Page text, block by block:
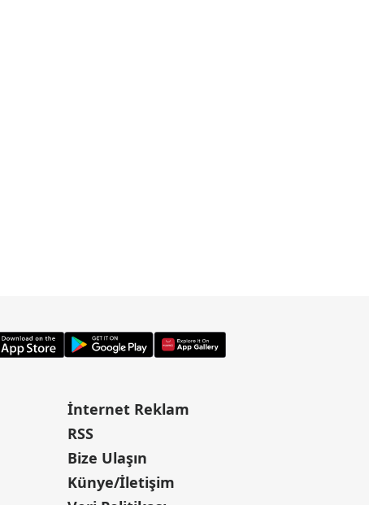
İnternet Reklam
RSS
Bize Ulaşın
Künye/İletişim